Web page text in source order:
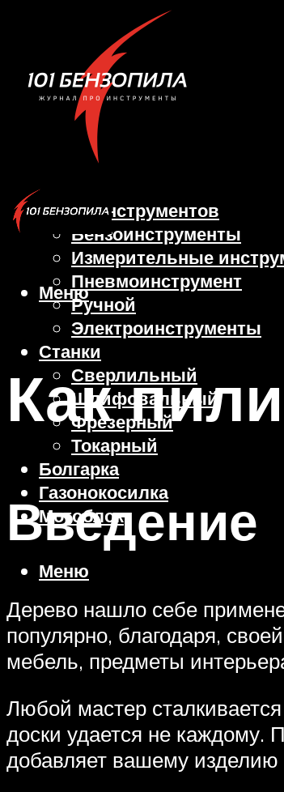
Виды инструментов
Бензоинструменты
Измерительные
Пневмоинструмент
Ручной
Электроинструменты
Станки
Сверлильный
Шлифовальный
Фрезерный
Токарный
Болгарка
Газонокосилка
Мотоблок
Меню
Меню
Как
Введение
Дерево нашло себе
популярно, благодаря,
мебель, предметы
Любой мастер
доски удается не каждому.
добавляет вашему изделию